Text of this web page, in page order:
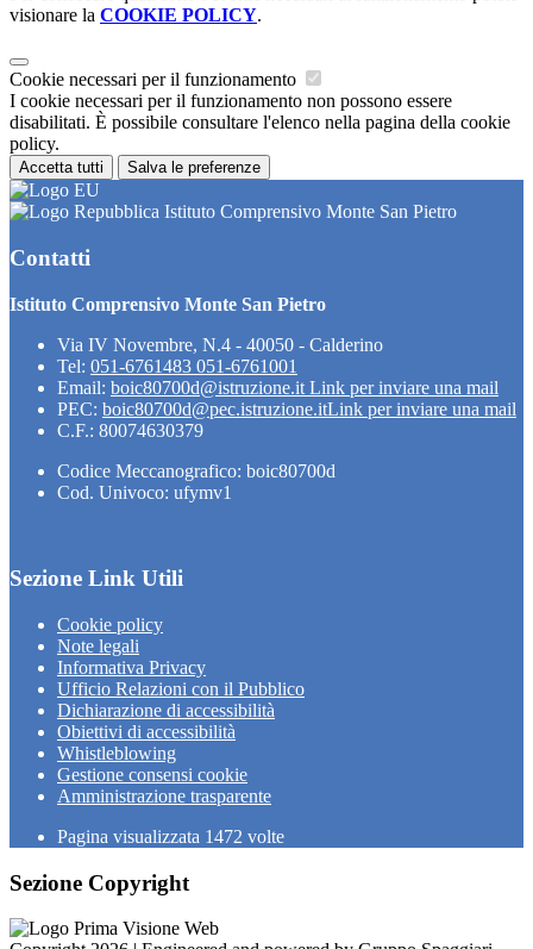
visionare la COOKIE POLICY.
Cookie necessari per il funzionamento
I cookie necessari per il funzionamento non possono essere
disabilitati. È possibile consultare l'elenco nella pagina della cookie
policy.
Accetta tutti Salva le preferenze
Istituto Comprensivo Monte San Pietro
Contatti
Istituto Comprensivo Monte San Pietro
Via IV Novembre, N.4 - 40050 - Calderino
Tel: 051-6761483 051-6761001
Email: boic80700d@istruzione.it Link per inviare una mail
PEC: boic80700d@pec.istruzione.itLink per inviare una mail
C.F.: 80074630379
Codice Meccanografico: boic80700d
Cod. Univoco: ufymv1
Sezione Link Utili
Cookie policy
Note legali
Informativa Privacy
Ufficio Relazioni con il Pubblico
Dichiarazione di accessibilità
Obiettivi di accessibilità
Whistleblowing
Gestione consensi cookie
Amministrazione trasparente
Pagina visualizzata 1472 volte
Sezione Copyright